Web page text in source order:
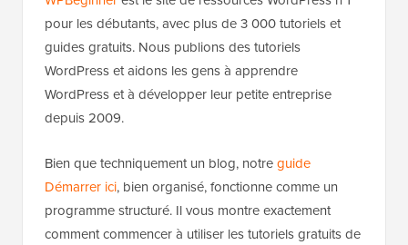
pour les débutants, avec plus de 3 000 tutoriels et
guides gratuits. Nous publions des tutoriels
WordPress et aidons les gens à apprendre
WordPress et à développer leur petite entreprise
depuis 2009.
Bien que techniquement un blog, notreguide
Démarrer ici, bien organisé, fonctionne comme un
programme structuré. Il vous montre exactement
comment commencer à utiliser les tutoriels gratuits de